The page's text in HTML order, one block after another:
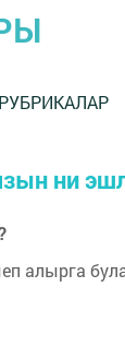
РУБРИКАЛАР
ни
алырга